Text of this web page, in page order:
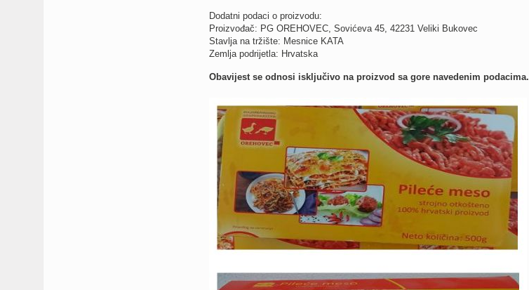
Dodatni podaci o proizvodu:
Proizvođač: PG OREHOVEC, Sovićeva 45, 42231 Veliki Bukovec
Stavlja na tržište: Mesnice KATA
Zemlja podrijetla: Hrvatska
Obavijest se odnosi isključivo na proizvod sa gore navedenim podacima.